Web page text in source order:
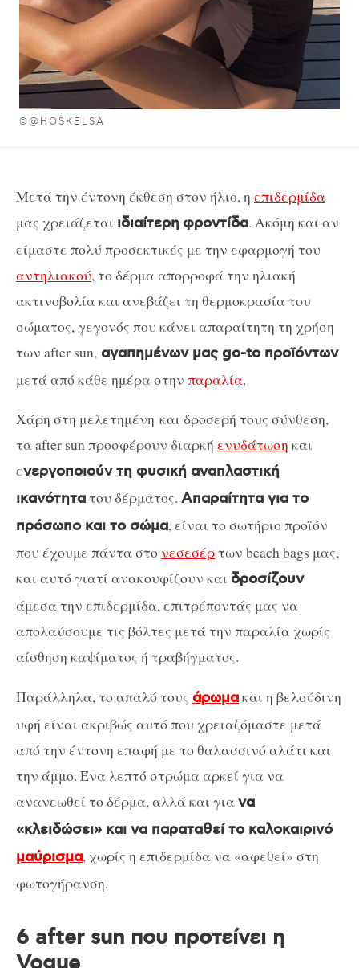
©@HOSKELSA
Μετά την έντονη έκθεση στον ήλιο, η επιδερμίδα
μας χρειάζεται ιδιαίτερηφροντίδα. Ακόμη και αν
είμαστε πολύ προσεκτικές με την εφαρμογή του
αντηλιακού, το δέρμα απορροφά την ηλιακή
ακτινοβολία και ανεβάζει τη θερμοκρασία του
σώματος, γεγονός που κάνει απαραίτητη τη χρήση
των after sun, αγαπημένων μας go-tο προϊόντων
μετά από κάθε ημέρα στην παραλία.
Χάρη στη μελετημένη και δροσερή τους σύνθεση,
τα after sun προσφέρουν διαρκή ενυδάτωση και
ενεργοποιούν τη φυσική αναπλαστική
ικανότητατου δέρματος. Απαραίτητα για το
πρόσωπο και το σώμα, είναι το σωτήριο προϊόν
που έχουμε πάντα στονεσεσέρτων beach bags μας,
και αυτό γιατί ανακουφίζουν και δροσίζουν
άμεσα την επιδερμίδα, επιτρέποντάς μας να
απολαύσουμε τις βόλτες μετά την παραλία χωρίς
αίσθηση καψίματος ή τραβήγματος.
Παράλληλα, το απαλό τους άρωμακαι η βελούδινη
υφή είναι ακριβώς αυτό που χρειαζόμαστε μετά
από την έντονη επαφή με το θαλασσινό αλάτι και
την άμμο. Ένα λεπτό στρώμα αρκεί για να
ανανεωθεί το δέρμα, αλλά και γιανα
«κλειδώσει» και να παραταθεί το καλοκαιρινό
μαύρισμα, χωρίς η επιδερμίδα να «αφεθεί» στη
φωτογήρανση.
6 after sun που προτείνει η